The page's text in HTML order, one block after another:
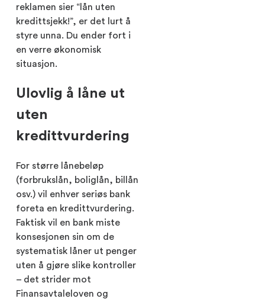
reklamen sier “lån uten
kredittsjekk!”, er det lurt å
styre unna. Du ender fort i
en verre økonomisk
situasjon.
Ulovlig å låne ut
uten
kredittvurdering
For større lånebeløp
(forbrukslån, boliglån, billån
osv.) vil enhver seriøs bank
foreta en kredittvurdering.
Faktisk vil en bank miste
konsesjonen sin om de
systematisk låner ut penger
uten å gjøre slike kontroller
– det strider mot
Finansavtaleloven og